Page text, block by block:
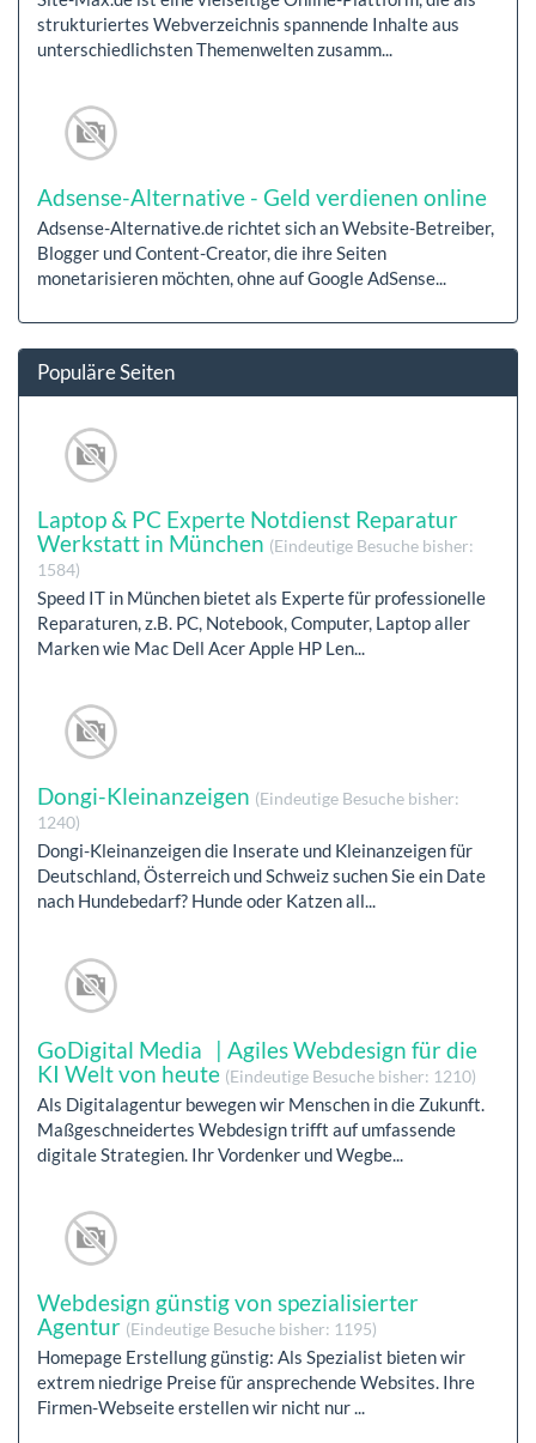
strukturiertes Webverzeichnis spannende Inhalte aus
unterschiedlichsten Themenwelten zusamm...
Adsense-Alternative - Geld verdienen online
Adsense-Alternative.de richtet sich an Website-Betreiber,
Blogger und Content-Creator, die ihre Seiten
monetarisieren möchten, ohne auf Google AdSense...
Populäre Seiten
Laptop & PC Experte Notdienst Reparatur
Werkstatt in München (Eindeutige Besuche bisher:
1584)
Speed IT in München bietet als Experte für professionelle
Reparaturen, z.B. PC, Notebook, Computer, Laptop aller
Marken wie Mac Dell Acer Apple HP Len...
Dongi-Kleinanzeigen (Eindeutige Besuche bisher:
1240)
Dongi-Kleinanzeigen die Inserate und Kleinanzeigen für
Deutschland, Österreich und Schweiz suchen Sie ein Date
nach Hundebedarf? Hunde oder Katzen all...
GoDigital Media | Agiles Webdesign für die
KI Welt von heute (Eindeutige Besuche bisher: 1210)
Als Digitalagentur bewegen wir Menschen in die Zukunft.
Maßgeschneidertes Webdesign trifft auf umfassende
digitale Strategien. Ihr Vordenker und Wegbe...
Webdesign günstig von spezialisierter
Agentur (Eindeutige Besuche bisher: 1195)
Homepage Erstellung günstig: Als Spezialist bieten wir
extrem niedrige Preise für ansprechende Websites. Ihre
Firmen-Webseite erstellen wir nicht nur ...